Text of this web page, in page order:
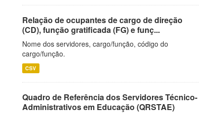
Relação de ocupantes de cargo de direção
(CD), função gratificada (FG) e funç...
Nome dos servidores, cargo/função, código do
cargo/função.
CSV
Quadro de Referência dos Servidores Técnico-
Administrativos em Educação (QRSTAE)